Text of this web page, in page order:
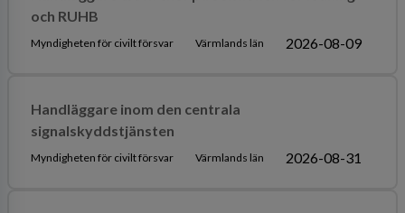
och RUHB
Myndigheten för civilt försvar Värmlands län 2026-08-09
Handläggare inom den centrala
signalskyddstjänsten
Myndigheten för civilt försvar Värmlands län 2026-08-31